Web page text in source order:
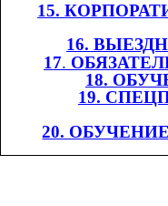
15.
16.
17.​​
18.
19.
20.